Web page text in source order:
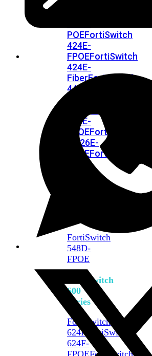
POEFortiSwitch
424E-
FPOEFortiSwitch
424E-
FiberFortiSwitch
448E
448E-
FPOEFortiSwitch
M426E-
FPOE
424F-
FortiSwitch
548D-
FPOE
FortiSwitch
600
Series
FortiSwitch
624F FortiSwitch
624F-
FPOEFortiSwitch